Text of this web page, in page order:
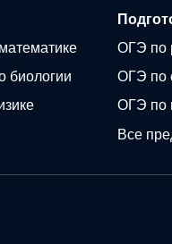
биологии
ОГЭ по
ОГЭ по
ОГЭ по
Все